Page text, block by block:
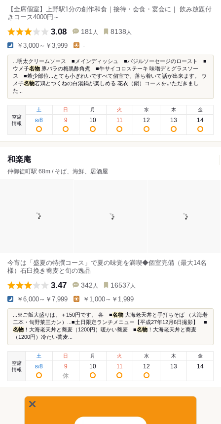
【全席個室】上野駅1分の創作和食｜接待・会食・宴会に｜ 飲み放題付
きコース4000円～
3.08 181 人 8138 人
￥3,000～￥3,999 -
...明太クリームソース ■メインディッシュ ■バジルソーセージのロースト ■
ウメ子名物 豚バラの梅黒酢角煮 ■牛サイコロステーキ 味噌デミグラスソー
ス ■希少部位...とても小ぎれいですべて個室で、落ち着いて話が出来ます。 ウ
メ子名物若鶏とつくねの白湯鍋が楽しめる 花衣（鍋）コースをいただきまし
た...
空席
情報
土
8/8
日
9
月
10
火
11
水
12
木
13
金
14
和楽庵
仲御徒町駅 68m / そば、海鮮、居酒屋
今宵は「盛夏の特撰コース」で夏の味覚を満喫◆個室完備（最大14名
様）石臼挽き蕎麦と旬の逸品
3.47 342 人 16537 人
￥6,000～￥7,999 ￥1,000～￥1,999
...※ご飯大盛りは、＋150円です。 各 ■名物 大海老天丼と手打ちそば （大海老
二本・旬野菜三カン）...■土日限定ランチメニュー【平成27年12月6日撮影】 ■
名物 ！大海老天丼と蕎麦（1200円）暖かい蕎麦 ■名物 ！大海老天丼と蕎麦
（1200円）冷たい蕎麦...
空席
情報
土
8/8
日
9
月
10
火
11
水
12
木
13
金
14